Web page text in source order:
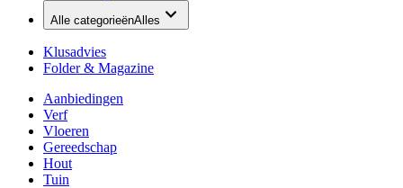
Alle categorieënAlles
Klusadvies
Folder & Magazine
Aanbiedingen
Verf
Vloeren
Gereedschap
Hout
Tuin